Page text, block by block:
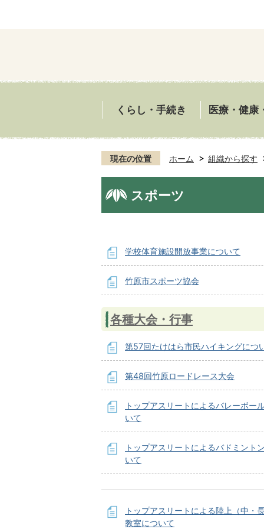
くらし・手続き 医療・健康
現在の位置 ホーム 組織から探す
スポーツ
学校体育施設開放事業について
竹原市スポーツ協会
各種大会・行事
第57回たけはら市民ハイキングにつ
第48回竹原ロードレース大会
トップアスリートによるバレーボー
いて
トップアスリートによるバドミント
いて
トップアスリートによる陸上（中・長
教室について